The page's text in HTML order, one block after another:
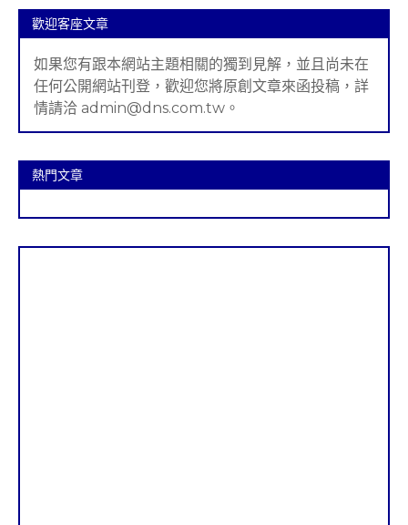
歡迎客座文章
如果您有跟本網站主題相關的獨到見解，並且尚未在
任何公開網站刊登，歡迎您將原創文章來函投稿，詳
情請洽 admin@dns.com.tw。
熱門文章